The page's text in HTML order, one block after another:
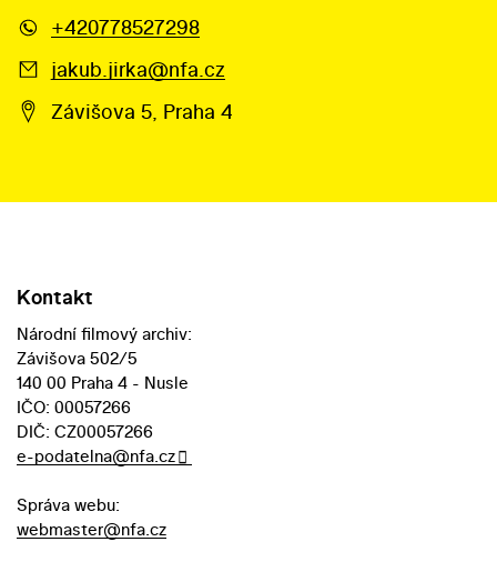
+420778527298
jakub.jirka@nfa.cz
Závišova 5, Praha 4
Kontakt
Národní filmový archiv:
Závišova 502/5
140 00 Praha 4 - Nusle
IČO: 00057266
DIČ: CZ00057266
e-podatelna@nfa.cz
Správa webu:
webmaster@nfa.cz